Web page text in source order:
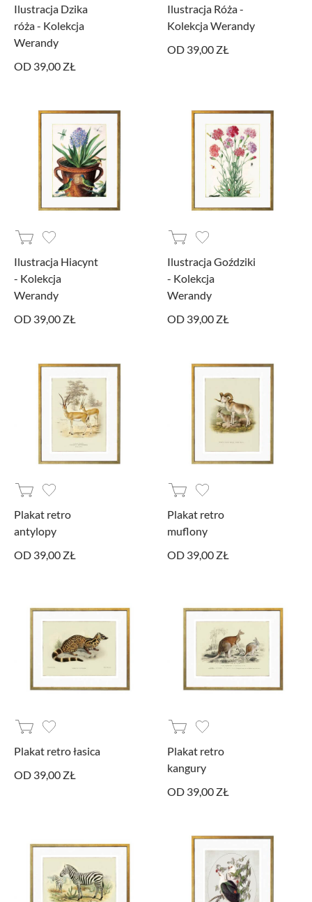
Ilustracja Dzika
róża - Kolekcja
Werandy
OD 39,00 ZŁ
Ilustracja Róża -
Kolekcja Werandy
OD 39,00 ZŁ
Ilustracja Hiacynt
- Kolekcja
Werandy
OD 39,00 ZŁ
Ilustracja Goździki
- Kolekcja
Werandy
OD 39,00 ZŁ
Plakat retro
antylopy
OD 39,00 ZŁ
Plakat retro
muflony
OD 39,00 ZŁ
Plakat retro łasica
OD 39,00 ZŁ
Plakat retro
kangury
OD 39,00 ZŁ